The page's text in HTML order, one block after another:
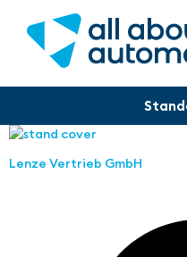
Lenze Vertrieb GmbH